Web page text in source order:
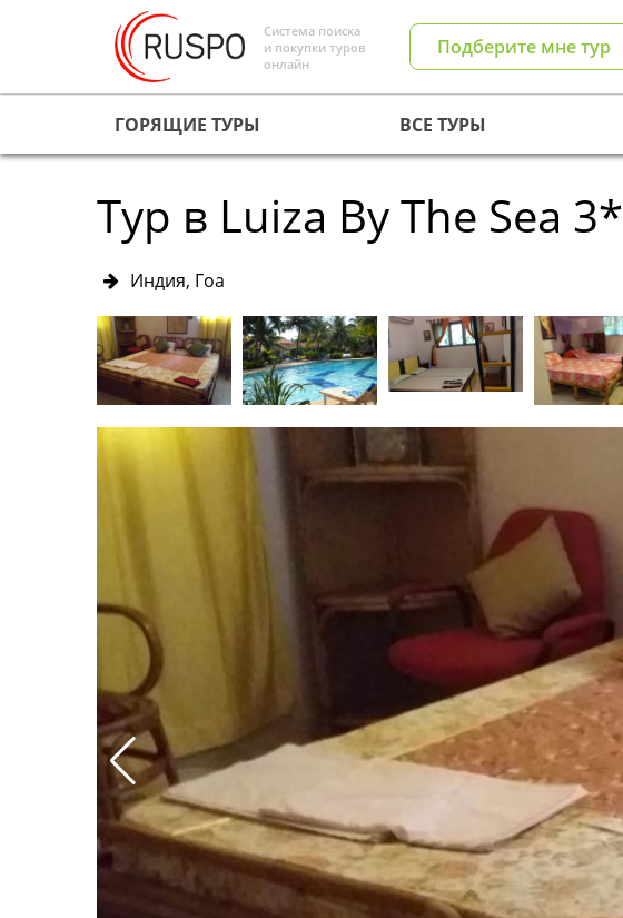
Система поиска
и покупки туров
онлайн
Подберите мне тур
ГОРЯЩИЕ ТУРЫ ВСЕ ТУРЫ
Тур в Luiza By The Sea 3*
Индия, Гоа